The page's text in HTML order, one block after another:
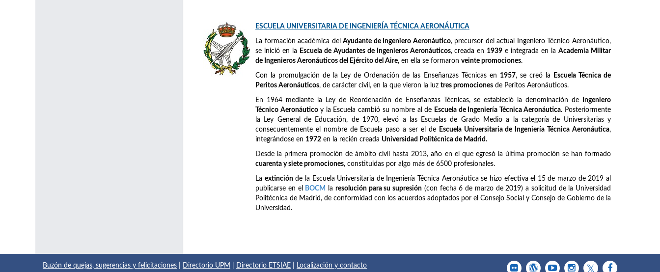
ESCUELA UNIVERSITARIA DE INGENIERÍA TÉCNICA AERONÁUTICA
La formación académica delAyudante de Ingeniero Aeronáutico, precursor del actual Ingeniero Técnico Aeronáutico,
se inició en la
Escuela de Ayudantes de Ingenieros Aeronáuticos, creada en 1939 e integrada en laAcademia Militar
de Ingenieros Aeronáuticos del Ejército del Aire, en ella se formaron veinte promociones.
Con la promulgación de la Ley de Ordenación de las Enseñanzas Técnicas en 1957, se creó la
Escuela Técnica de
Peritos Aeronáuticos, de carácter civil, en la que vieron la luz tres promociones de Peritos Aeronáuticos.
En 1964 mediante la Ley de Reordenación de Enseñanzas Técnicas, se estableció la denominación de
Ingeniero
Técnico Aeronáuticoy la Escuela cambió su nombre al de Escuela de Ingeniería Técnica Aeronáutica. Posteriormente
la Ley General de Educación, de 1970, elevó a las Escuelas de Grado Medio a la categoría de Universitarias y
consecuentemente el nombre de Escuela paso a ser el de
Escuela Universitaria de Ingeniería Técnica Aeronáutica,
integrándose en 1972 en la recién creada Universidad Politécnica de Madrid.
Desde la primera promoción de ámbito civil hasta 2013, año en el que egresó la última promoción se han formado
cuarenta y siete promociones, constituidas por algo más de 6500 profesionales.
La extinciónde la Escuela Universitaria de Ingeniería Técnica Aeronáutica se hizo efectiva el 15 de marzo de 2019 al
publicarse en el
BOCM la resolución para su supresión (con fecha 6 de marzo de 2019) a solicitud de la Universidad
Politécnica de Madrid, de conformidad con los acuerdos adoptados por el Consejo Social y Consejo de Gobierno de la
Universidad.
Buzón de quejas, sugerencias y felicitaciones Directorio UPM Directorio ETSIAE Localización y contacto